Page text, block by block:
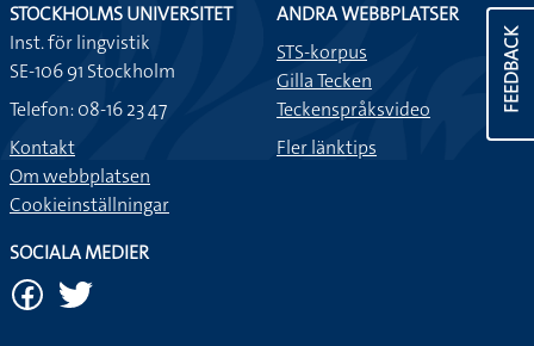
FEEDBACK
STOCKHOLMS UNIVERSITET
Inst. för lingvistik
SE-106 91 Stockholm
Telefon: 08-16 23 47
Kontakt
Om webbplatsen
Cookieinställningar
ANDRA WEBBPLATSER
STS-korpus
Gilla Tecken
Teckenspråksvideo
Fler länktips
SOCIALA MEDIER